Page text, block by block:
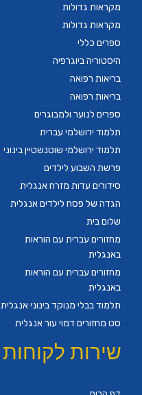
מקראות גדולות
מקראות גדולות
ספרים כללי
היסטוריה ביוגרפיה
בריאות רפואה
בריאות רפואה
ספרים לנוער ולמבוגרים
תלמוד ירושלמי עברית
תלמוד ירושלמי שוטנשטיין בינוני
פרשת השבוע לילדים
סידורים עדות מזרח אנגלית
הגדה של פסח לילדים אנגלית
שלום בית
מחזורים עברית עם הוראות
באנגלית
מחזורים עברית עם הוראות
באנגלית
תלמוד בבלי מנוקד בינוני אנגלית
סט מחזורים דמוי עור אנגלית
שירות לקוחות